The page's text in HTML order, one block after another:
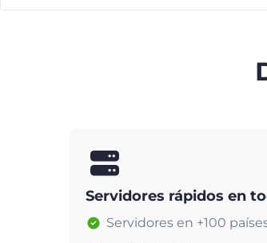
Servidores rápidos en
Servidores en +100